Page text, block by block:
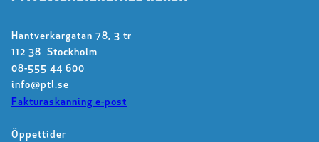
Hantverkargatan 78, 3 tr
112 38 Stockholm
08-555 44 600
info@ptl.se
Fakturaskanning e-post
Öppettider